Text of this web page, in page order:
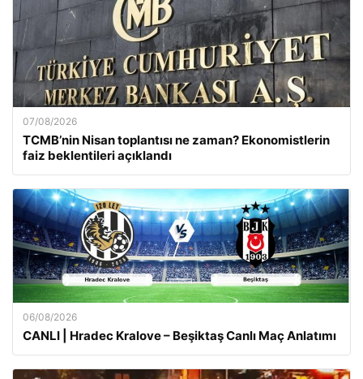
07/08/2026
TCMB’nin Nisan toplantısı ne zaman? Ekonomistlerin
faiz beklentileri açıklandı
06/08/2026
CANLI | Hradec Kralove – Beşiktaş Canlı Maç Anlatımı